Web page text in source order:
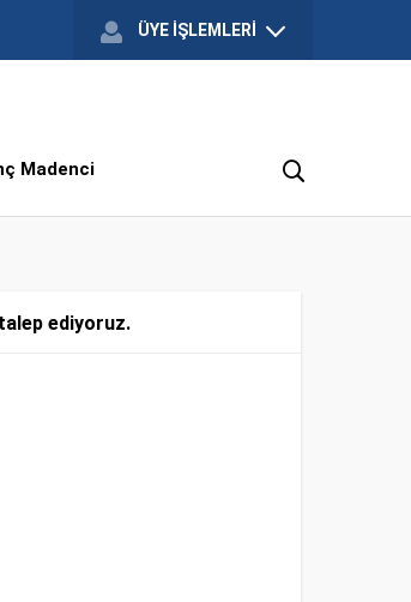
ÜYE İŞLEMLERİ
Madenci
ediyoruz.